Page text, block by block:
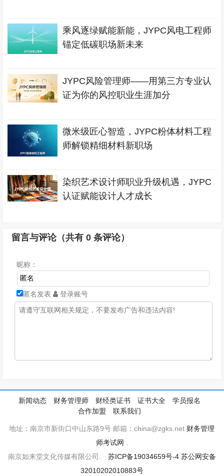
乘风逐绿赋能新能，JYPC风电工程师
锚定低碳职场新未来
JYPC风险管理师——用第三方专业认
证为你的风控职业生涯加分
微米级匠心智造，JYPC粉体材料工程
师解锁精细材料新职场
染织艺术设计师职业升级机遇，JYPC
认证赋能设计人才成长
留言与评论（共有0 条评论）
昵称：
匿名发表 登录账号
新闻动态 财务管理师 财经类证书 证书大全
学员报名
合作加盟
联系我们
地址：南京市新街口中山东路9号 邮箱：china@zgks.net 财务管理
师考试网 .
南京如来堂文化传媒有限公司. 苏ICP备19034659号-4 苏公网安备
32010202010883号